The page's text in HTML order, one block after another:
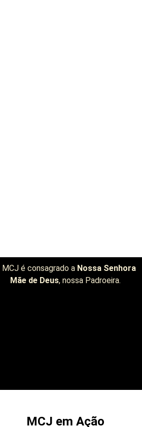
MCJ é consagrado a Nossa Senhora
Mãe de Deus, nossa Padroeira.
MCJ em Ação